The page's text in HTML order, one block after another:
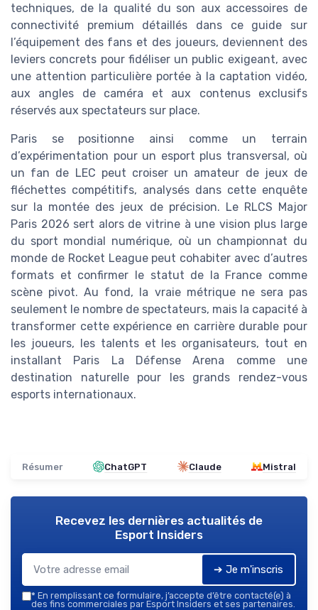
techniques, de la qualité du son aux accessoires de
connectivité premium détaillés dans ce guide sur
l’équipement des fans et des joueurs, deviennent des
leviers concrets pour fidéliser un public exigeant, avec
une attention particulière portée à la captation vidéo,
aux angles de caméra et aux contenus exclusifs
réservés aux spectateurs sur place.
Paris se positionne ainsi comme un terrain
d’expérimentation pour un esport plus transversal, où
un fan de LEC peut croiser un amateur de jeux de
fléchettes compétitifs, analysés dans cette enquête
sur la montée des jeux de précision. Le RLCS Major
Paris 2026 sert alors de vitrine à une vision plus large
du sport mondial numérique, où un championnat du
monde de Rocket League peut cohabiter avec d’autres
formats et confirmer le statut de la France comme
scène pivot. Au fond, la vraie métrique ne sera pas
seulement le nombre de spectateurs, mais la capacité à
transformer cette expérience en carrière durable pour
les joueurs, les talents et les organisateurs, tout en
installant Paris La Défense Arena comme une
destination naturelle pour les grands rendez-vous
esports internationaux.
Résumer ChatGPT Claude Mistral
Recevez les dernières actualités de
Esport Insiders
➔ Je m'inscris
* En remplissant ce formulaire, j’accepte d’être contacté(e) à
des fins commerciales par Esport Insiders et ses partenaires.